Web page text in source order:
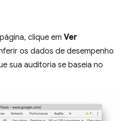
clique em Ver
os dados de desempenho
sua auditoria se baseia no